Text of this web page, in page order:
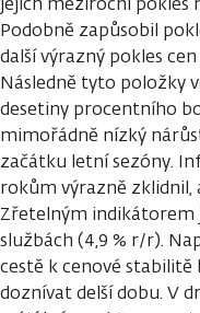
Podobně zapůsobil
další výrazný pokles
Následně tyto položky
desetiny procentního
mimořádně nízký
začátku letní sezóny.
rokům výrazně zklidnil,
Zřetelným indikátorem
službách (4,9 % r/r).
cestě k cenové
doznívat delší dobu. V